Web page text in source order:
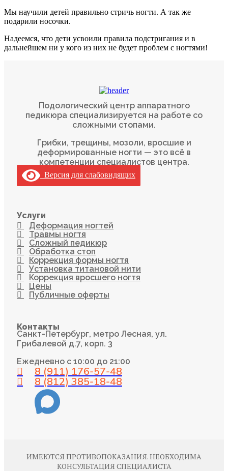
Мы научили детей правильно стричь ногти. А так же
подарили носочки.
Надеемся, что дети усвоили правила подстригания и в
дальнейшем ни у кого из них не будет проблем с ногтями!
Подологический центр аппаратного
педикюра специализируется на работе со
сложными стопами.
Грибки, трещины, мозоли, вросшие и
деформированные ногти — это всё в
компетенции специалистов центра.
Версия для слабовидящих
Услуги
Деформация ногтей
Травмы ногтя
Сложный педикюр
Обработка стоп
Коррекция формы ногтя
Установка титановой нити
Коррекция вросшего ногтя
Цены
Публичные оферты
Контакты
Санкт-Петербург, метро Лесная, ул.
Грибалевой д.7, корп. 3
Ежедневно с 10:00 до 21:00
8 (911) 176-57-48
8 (812) 385-18-48
ИМЕЮТСЯ ПРОТИВОПОКАЗАНИЯ. НЕОБХОДИМА
КОНСУЛЬТАЦИЯ СПЕЦИАЛИСТА